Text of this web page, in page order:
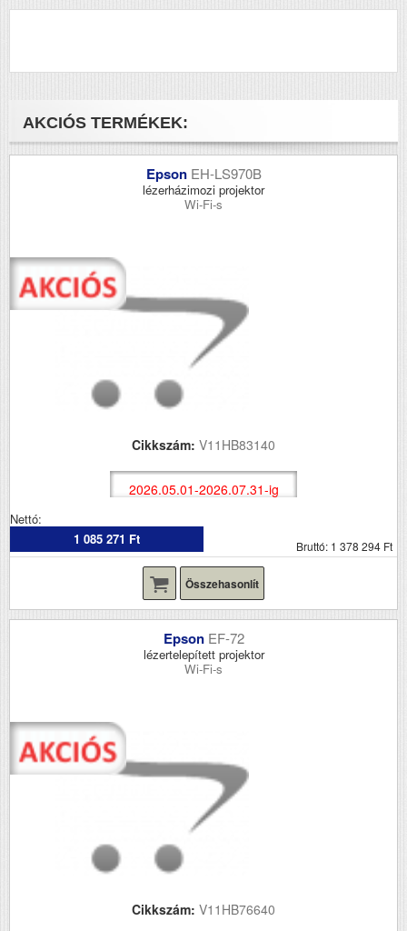
AKCIÓS TERMÉKEK:
Epson EH-LS970B
lézerházimozi projektor
Wi-Fi-s
Cikkszám: V11HB83140
2026.05.01-2026.07.31-ig
Nettó:
1 085 271 Ft
Bruttó: 1 378 294 Ft
Összehasonlít
Epson EF-72
lézertelepített projektor
Wi-Fi-s
Cikkszám: V11HB76640